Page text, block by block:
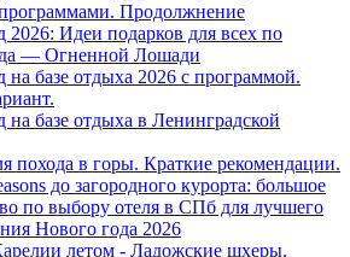
Продолжнение
Идеи подарков для всех по
— Огненной Лошади
базе отдыха 2026 с программой.
базе отдыха в Ленинградской
похода в горы. Краткие рекомендации.
до загородного курорта: большое
по выбору отеля в СПб для лучшего
Нового года 2026
летом - Ладожские шхеры.